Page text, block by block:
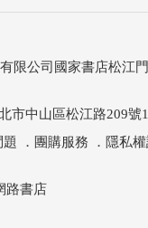
限公司國家書店松江
市中山區松江路209號
． 團購服務 ． 隱私
路書店